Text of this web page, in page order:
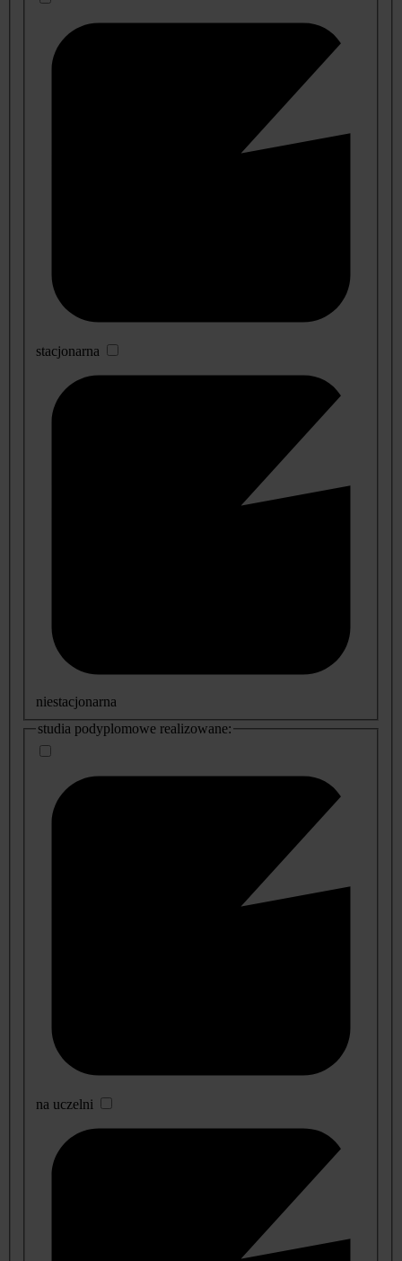
stacjonarna
niestacjonarna
studia podyplomowe realizowane:
na uczelni